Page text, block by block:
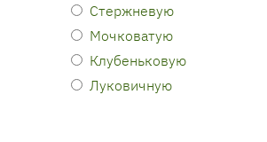
Стержневую
Мочковатую
Клубеньковую
Луковичную